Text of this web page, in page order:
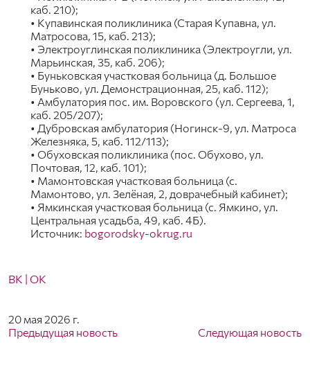
каб. 210);
• Купавинская поликлиника (Старая Купавна, ул.
Матросова, 15, каб. 213);
• Электроуглинская поликлиника (Электроугли, ул.
Марьинская, 35, каб. 206);
• Буньковская участковая больница (д. Большое
Буньково, ул. Демонстрационная, 25, каб. 112);
• Амбулатория пос. им. Воровского (ул. Сергеева, 1,
каб. 205/207);
• Дубровская амбулатория (Ногинск-9, ул. Матроса
Железняка, 5, каб. 112/113);
• Обуховская поликлиника (пос. Обухово, ул.
Почтовая, 12, каб. 101);
• Мамонтовская участковая больница (с.
Мамонтово, ул. Зелёная, 2, доврачебный кабинет);
• Ямкинская участковая больница (с. Ямкино, ул.
Центральная усадьба, 49, каб. 4Б).
Источник: bogorodsky-okrug.ru
ВК | ОК
20 мая 2026 г.
Предыдущая новость
Следующая новость